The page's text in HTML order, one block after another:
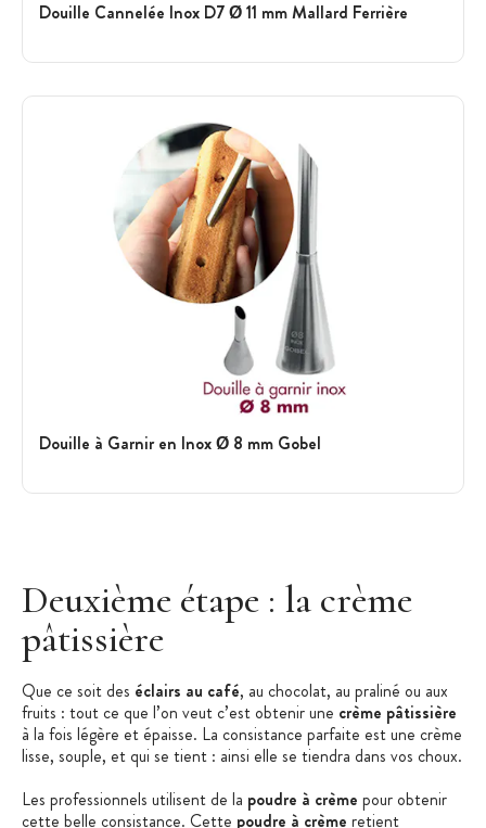
Douille Cannelée Inox D7 Ø 11 mm Mallard Ferrière
Douille à Garnir en Inox Ø 8 mm Gobel
Deuxième étape : la crème
pâtissière
Que ce soit des éclairs au café, au chocolat, au praliné ou aux
fruits : tout ce que l’on veut c’est obtenir une crème pâtissière
à la fois légère et épaisse. La consistance parfaite est une crème
lisse, souple, et qui se tient : ainsi elle se tiendra dans vos choux.
Les professionnels utilisent de la poudre à crème pour obtenir
cette belle consistance. Cette poudre à crème retient